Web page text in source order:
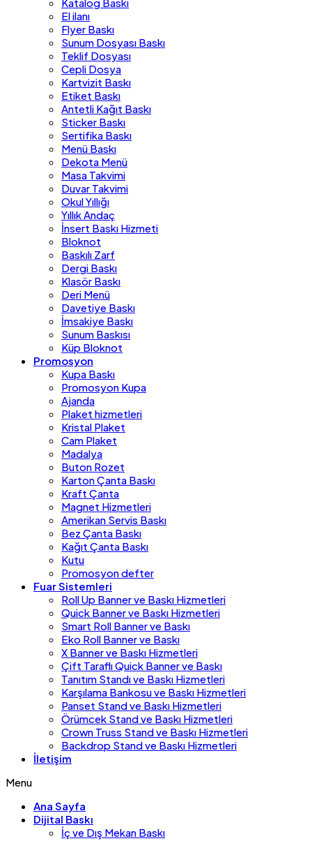
El ilanı
Flyer Baskı
Sunum Dosyası Baskı
Teklif Dosyası
Cepli Dosya
Kartvizit Baskı
Etiket Baskı
Antetli Kağıt Baskı
Sticker Baskı
Sertifika Baskı
Menü Baskı
Dekota Menü
Masa Takvimi
Duvar Takvimi
Okul Yıllığı
Yıllık Andaç
İnsert Baskı Hizmeti
Bloknot
Baskılı Zarf
Dergi Baskı
Klasör Baskı
Deri Menü
Davetiye Baskı
İmsakiye Baskı
Sunum Baskısı
Küp Bloknot
Promosyon
Kupa Baskı
Promosyon Kupa
Ajanda
Plaket hizmetleri
Kristal Plaket
Cam Plaket
Madalya
Buton Rozet
Karton Çanta Baskı
Kraft Çanta
Magnet Hizmetleri
Amerikan Servis Baskı
Bez Çanta Baskı
Kağıt Çanta Baskı
Kutu
Promosyon defter
Fuar Sistemleri
Roll Up Banner ve Baskı Hizmetleri
Quick Banner ve Baskı Hizmetleri
Smart Roll Banner ve Baskı
Eko Roll Banner ve Baskı
X Banner ve Baskı Hizmetleri
Çift Taraflı Quick Banner ve Baskı
Tanıtım Standı ve Baskı Hizmetleri
Karşılama Bankosu ve Baskı Hizmetleri
Panset Stand ve Baskı Hizmetleri
Örümcek Stand ve Baskı Hizmetleri
Crown Truss Stand ve Baskı Hizmetleri
Backdrop Stand ve Baskı Hizmetleri
İletişim
Menu
Ana Sayfa
Dijital Baskı
İç ve Dış Mekan Baskı